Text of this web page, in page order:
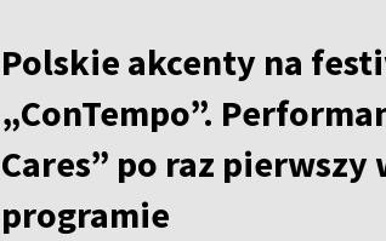
Polskie akcenty na
„ConTempo”.
Cares” po raz pierwszy
programie